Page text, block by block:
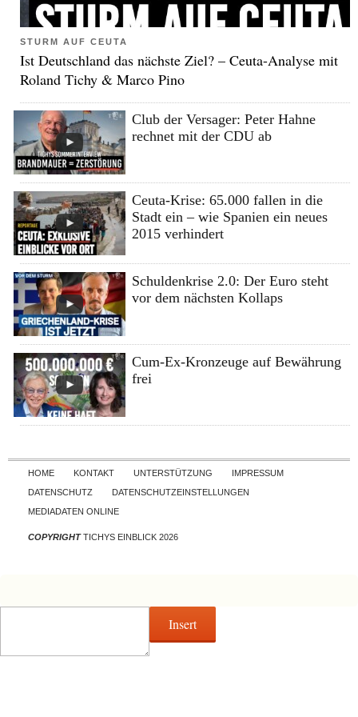
STURM AUF CEUTA
Ist Deutschland das nächste Ziel? – Ceuta-Analyse mit
Roland Tichy & Marco Pino
Club der Versager: Peter Hahne
rechnet mit der CDU ab
Ceuta-Krise: 65.000 fallen in die
Stadt ein – wie Spanien ein neues
2015 verhindert
Schuldenkrise 2.0: Der Euro steht
vor dem nächsten Kollaps
Cum-Ex-Kronzeuge auf Bewährung
frei
Skip to content
HOME KONTAKT UNTERSTÜTZUNG
IMPRESSUM
DATENSCHUTZ
DATENSCHUTZEINSTELLUNGEN
MEDIADATEN ONLINE
COPYRIGHTTICHYS EINBLICK 2026
Insert